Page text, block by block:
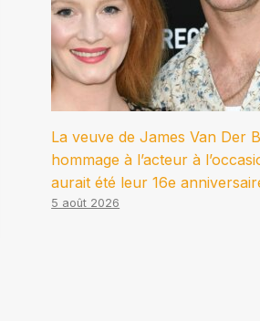
La veuve de James Van Der
hommage à l’acteur à
aurait été leur 16e
5 août 2026